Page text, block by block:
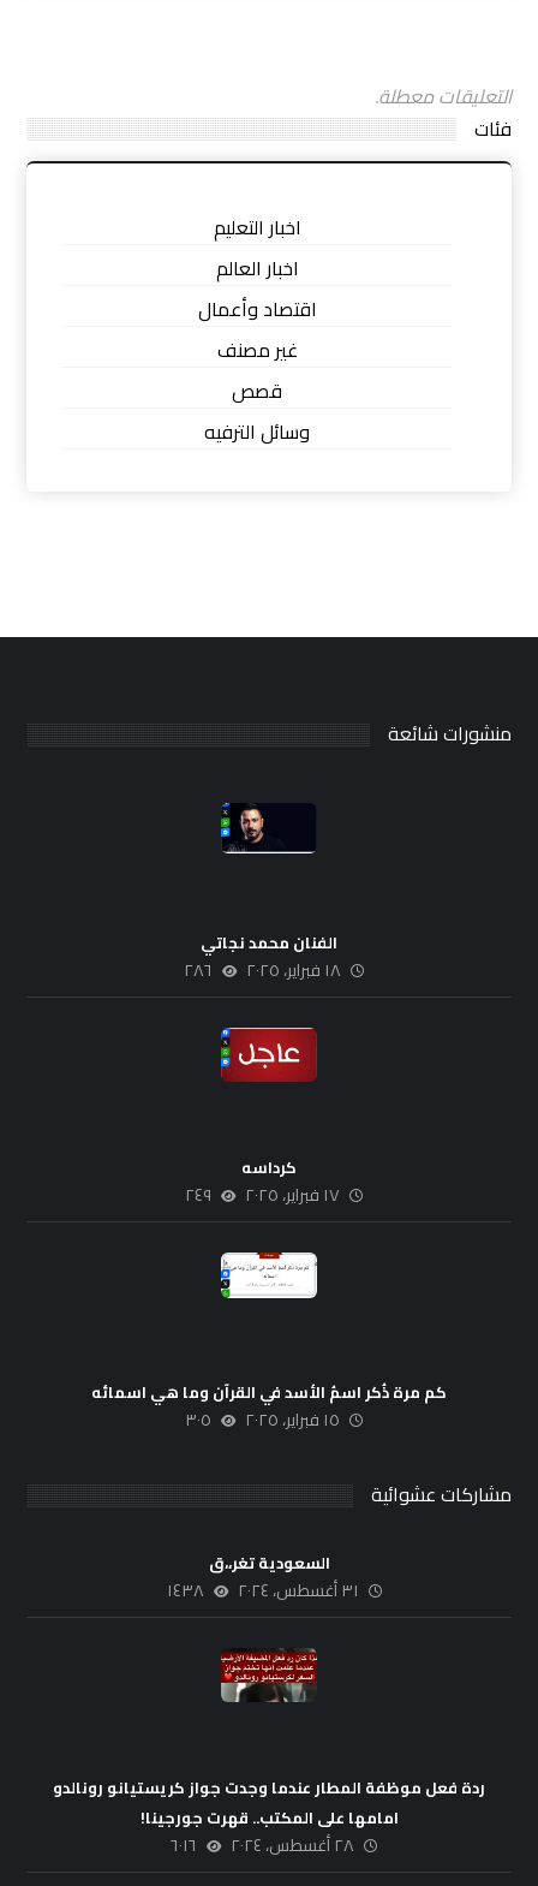
التعليقات معطلة.
فئات
اخبار التعليم
اخبار العالم
اقتصاد وأعمال
غير مصنف
قصص
وسائل الترفيه
منشورات شائعة
الفنان محمد نجاتي
١٨ فبراير، ٢٠٢٥ ٢٨٦
كرداسه
١٧ فبراير، ٢٠٢٥ ٢٤٩
كم مرة ذُكر اسمُ الأسد في القرآن وما هي اسمائه
١٥ فبراير، ٢٠٢٥ ٣٠٥
مشاركات عشوائية
السعودية تغر،،ق
٣١ أغسطس، ٢٠٢٤ ١٤٣٨
ردة فعل موظفة المطار عندما وجدت جواز كريستيانو رونالدو
امامها على المكتب.. قهرت جورجينا!
٢٨ أغسطس، ٢٠٢٤ ٦٠١٦